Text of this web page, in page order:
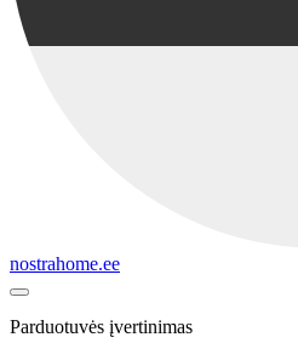
nostrahome.ee
Parduotuvės įvertinimas